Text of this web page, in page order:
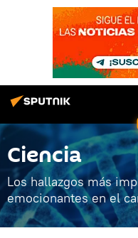
Ciencia
Los hallazgos más
emocionantes en el